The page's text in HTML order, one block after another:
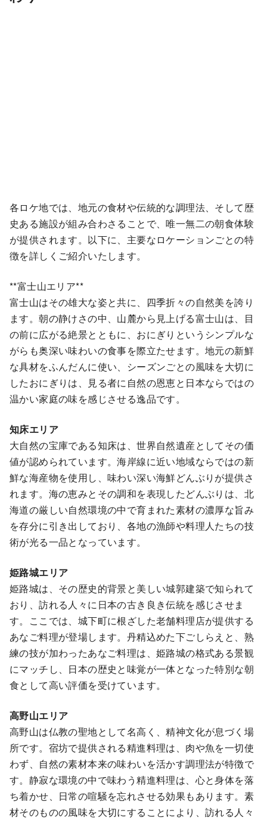
各ロケ地では、地元の食材や伝統的な調理法、そして歴
史ある施設が組み合わさることで、唯一無二の朝食体験
が提供されます。以下に、主要なロケーションごとの特
徴を詳しくご紹介いたします。
**富士山エリア**
富士山はその雄大な姿と共に、四季折々の自然美を誇り
ます。朝の静けさの中、山麓から見上げる富士山は、目
の前に広がる絶景とともに、おにぎりというシンプルな
がらも奥深い味わいの食事を際立たせます。地元の新鮮
な具材をふんだんに使い、シーズンごとの風味を大切に
したおにぎりは、見る者に自然の恩恵と日本ならではの
温かい家庭の味を感じさせる逸品です。
知床エリア
大自然の宝庫である知床は、世界自然遺産としてその価
値が認められています。海岸線に近い地域ならではの新
鮮な海産物を使用し、味わい深い海鮮どんぶりが提供さ
れます。海の恵みとその調和を表現したどんぶりは、北
海道の厳しい自然環境の中で育まれた素材の濃厚な旨み
を存分に引き出しており、各地の漁師や料理人たちの技
術が光る一品となっています。
姫路城エリア
姫路城は、その歴史的背景と美しい城郭建築で知られて
おり、訪れる人々に日本の古き良き伝統を感じさせま
す。ここでは、城下町に根ざした老舗料理店が提供する
あなご料理が登場します。丹精込めた下ごしらえと、熟
練の技が加わったあなご料理は、姫路城の格式ある景観
にマッチし、日本の歴史と味覚が一体となった特別な朝
食として高い評価を受けています。
高野山エリア
高野山は仏教の聖地として名高く、精神文化が息づく場
所です。宿坊で提供される精進料理は、肉や魚を一切使
わず、自然の素材本来の味わいを活かす調理法が特徴で
す。静寂な環境の中で味わう精進料理は、心と身体を落
ち着かせ、日常の喧騒を忘れさせる効果もあります。素
材そのものの風味を大切にすることにより、訪れる人々